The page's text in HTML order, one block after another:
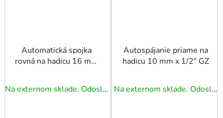
Automatická spojka
rovná na hadicu 16 mm
Na externom sklade. Odoslanie 3 - 5 prac. dní.
Autospájanie priame na
hadicu 10 mm x 1/2" GZ
Na externom sklade. Odoslanie 3 - 5 prac. dní.